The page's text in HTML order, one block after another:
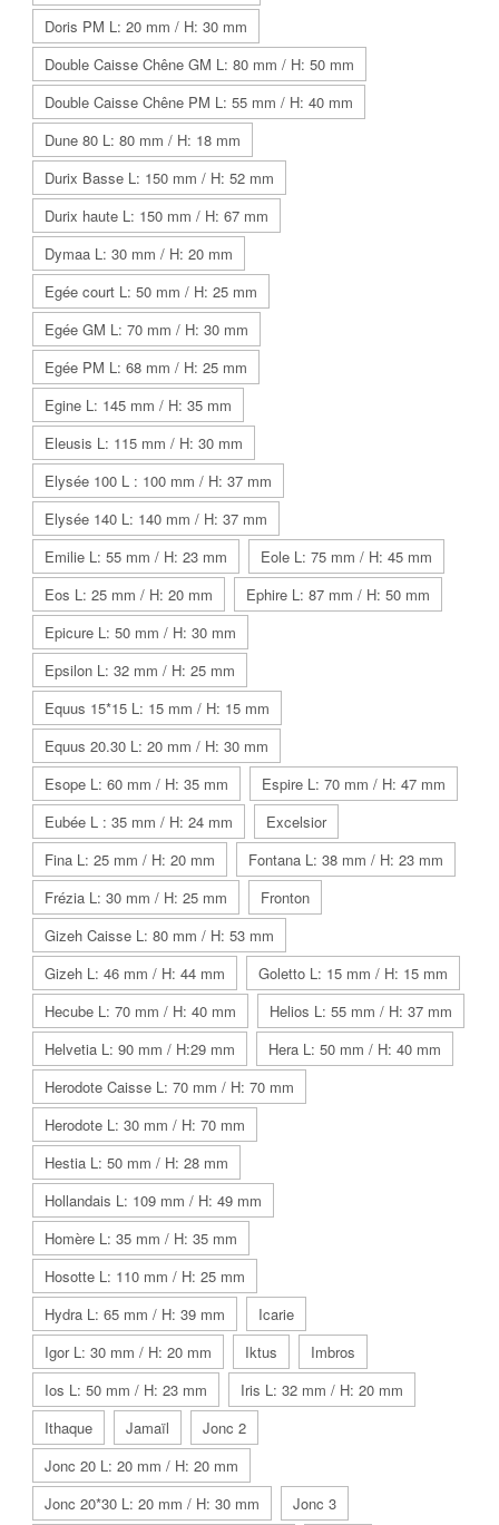
Doris PM L: 20 mm / H: 30 mm
Double Caisse Chêne GM L: 80 mm / H: 50 mm
Double Caisse Chêne PM L: 55 mm / H: 40 mm
Dune 80 L: 80 mm / H: 18 mm
Durix Basse L: 150 mm / H: 52 mm
Durix haute L: 150 mm / H: 67 mm
Dymaa L: 30 mm / H: 20 mm
Egée court L: 50 mm / H: 25 mm
Egée GM L: 70 mm / H: 30 mm
Egée PM L: 68 mm / H: 25 mm
Egine L: 145 mm / H: 35 mm
Eleusis L: 115 mm / H: 30 mm
Elysée 100 L : 100 mm / H: 37 mm
Elysée 140 L: 140 mm / H: 37 mm
Emilie L: 55 mm / H: 23 mm
Eole L: 75 mm / H: 45 mm
Eos L: 25 mm / H: 20 mm
Ephire L: 87 mm / H: 50 mm
Epicure L: 50 mm / H: 30 mm
Epsilon L: 32 mm / H: 25 mm
Equus 15*15 L: 15 mm / H: 15 mm
Equus 20.30 L: 20 mm / H: 30 mm
Esope L: 60 mm / H: 35 mm
Espire L: 70 mm / H: 47 mm
Eubée L : 35 mm / H: 24 mm
Excelsior
Fina L: 25 mm / H: 20 mm
Fontana L: 38 mm / H: 23 mm
Frézia L: 30 mm / H: 25 mm
Fronton
Gizeh Caisse L: 80 mm / H: 53 mm
Gizeh L: 46 mm / H: 44 mm
Goletto L: 15 mm / H: 15 mm
Hecube L: 70 mm / H: 40 mm
Helios L: 55 mm / H: 37 mm
Helvetia L: 90 mm / H:29 mm
Hera L: 50 mm / H: 40 mm
Herodote Caisse L: 70 mm / H: 70 mm
Herodote L: 30 mm / H: 70 mm
Hestia L: 50 mm / H: 28 mm
Hollandais L: 109 mm / H: 49 mm
Homère L: 35 mm / H: 35 mm
Hosotte L: 110 mm / H: 25 mm
Hydra L: 65 mm / H: 39 mm
Icarie
Igor L: 30 mm / H: 20 mm
Iktus
Imbros
Ios L: 50 mm / H: 23 mm
Iris L: 32 mm / H: 20 mm
Ithaque
Jamaïl
Jonc 2
Jonc 20 L: 20 mm / H: 20 mm
Jonc 20*30 L: 20 mm / H: 30 mm
Jonc 3